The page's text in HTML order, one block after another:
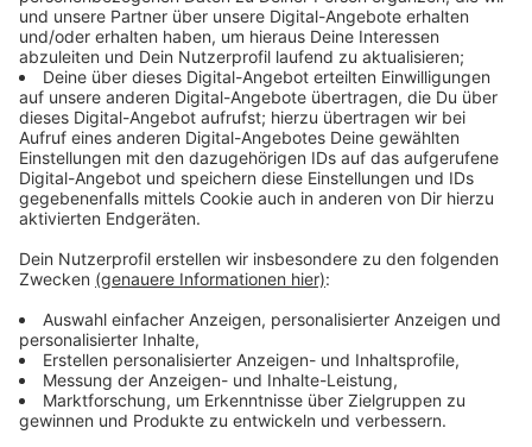
Hier gilt das Verbot:
Anzeige
• Aachener Straße (von Bundesautobahn bis
Pfingsgraben)
• Albert-Brülls-Straße
• Hehn (von der Überquerung der Bundesautobahn bis
zum Parkplatz)
• Am Borussiapark
• Heinz-Nixdorf-Straße
• Am Hockeypark